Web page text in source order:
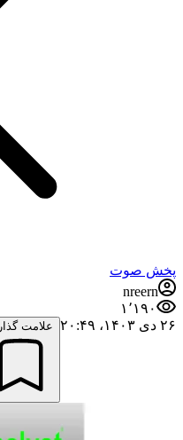
پخش صوت
nreern
۱٬۱۹۰
۲۶ دی ۱۴۰۳،‏ ۲۰:۴۹
علامت